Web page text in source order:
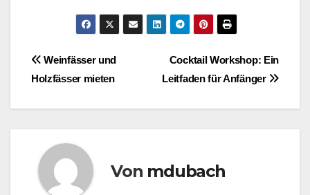
Beitragsnavigation
Cocktail Workshop: Ein
Leitfaden für Anfänger
Weinfässer und
Holzfässer mieten
Von mdubach